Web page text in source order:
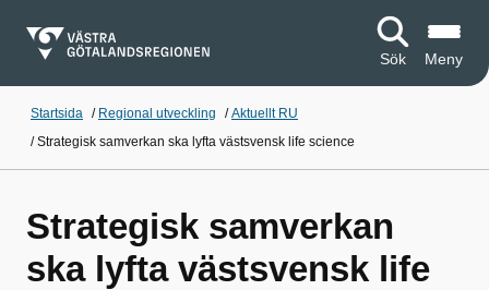
Sök Meny
Startsida / Regional utveckling /Aktuellt RU
/Strategisk samverkan ska lyfta västsvensk life science
Strategisk samverkan
ska lyfta västsvensk life